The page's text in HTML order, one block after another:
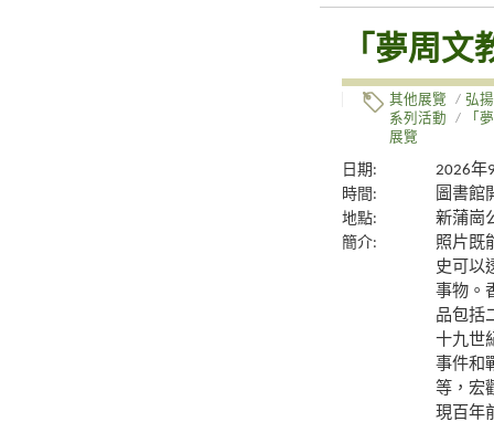
「夢周
其他展覽 / 弘
系列活動
/
「
展覽
日期:
2026年
時間:
圖書館
地點:
新蒲崗
簡介:
照片既
史可以
事物。
品包括
十九世
事件和
等，宏
現百年